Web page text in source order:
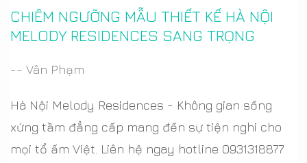
Ngắm nhìn mẫu thiết kế căn hộ - Hà Nội Melody
Residences được thiết kế bởi Morehome
CHIÊM NGƯỠNG MẪU THIẾT KẾ HÀ NỘI
MELODY RESIDENCES SANG TRỌNG
-- Vân Phạm
Hà Nội Melody Residences - Không gian sống
xứng tầm đẳng cấp mang đến sự tiện nghi cho
mọi tổ ấm Việt. Liên hệ ngay hotline 0931318877